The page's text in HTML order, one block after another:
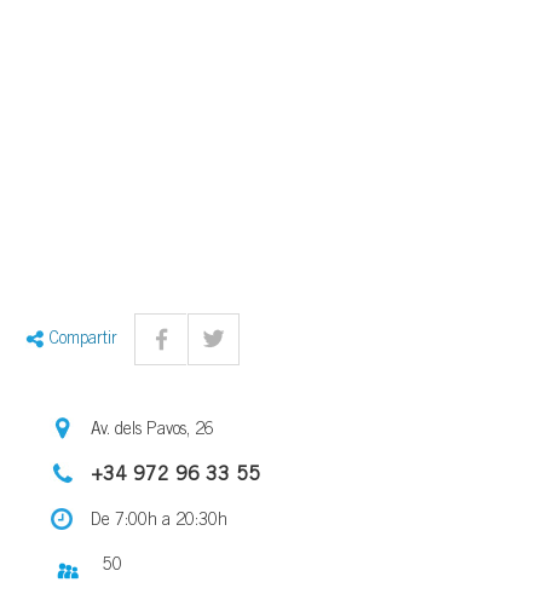
Compartir
Av. dels Pavos, 26
+34 972 96 33 55
De 7:00h a 20:30h
50